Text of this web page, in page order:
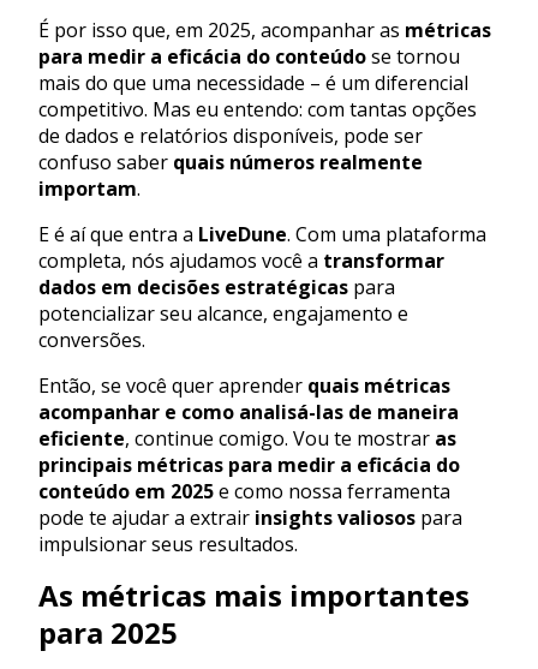
É por isso que, em 2025, acompanhar as métricas
para medir a eficácia do conteúdose tornou
mais do que uma necessidade – é um diferencial
competitivo. Mas eu entendo: com tantas opções
de dados e relatórios disponíveis, pode ser
confuso saber quais números realmente
importam.
E é aí que entra a LiveDune. Com uma plataforma
completa, nós ajudamos você a transformar
dados em decisões estratégicas para
potencializar seu alcance, engajamento e
conversões.
Então, se você quer aprender quais métricas
acompanhar e como analisá-las de maneira
eficiente, continue comigo. Vou te mostrar as
principais métricas para medir a eficácia do
conteúdo em 2025e como nossa ferramenta
pode te ajudar a extrair insights valiosos para
impulsionar seus resultados.
As métricas mais importantes
para 2025